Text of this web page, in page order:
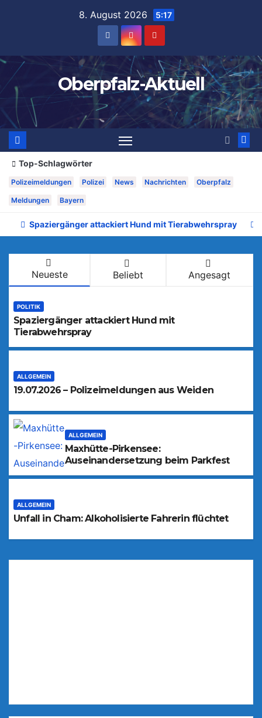
8. August 2026 5:17
Oberpfalz-Aktuell
Top-Schlagwörter
Polizeimeldungen Polizei News Nachrichten Oberpfalz
Meldungen Bayern
Spaziergänger attackiert Hund mit Tierabwehrspray
Neueste Beliebt Angesagt
POLITIK
Spaziergänger attackiert Hund mit
Tierabwehrspray
ALLGEMEIN
19.07.2026 – Polizeimeldungen aus Weiden
ALLGEMEIN
Maxhütte-Pirkensee:
Auseinandersetzung beim Parkfest
ALLGEMEIN
Unfall in Cham: Alkoholisierte Fahrerin flüchtet